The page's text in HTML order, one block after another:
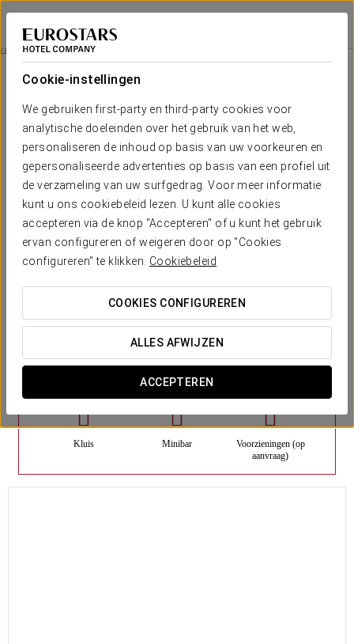
Cookie-instellingen
We gebruiken first-party en third-party cookies voor
analytische doeleinden over het gebruik van het web,
personaliseren de inhoud op basis van uw voorkeuren en
gepersonaliseerde advertenties op basis van een profiel uit
de verzameling van uw surfgedrag. Voor meer informatie
kunt u ons cookiebeleid lezen. U kunt alle cookies
accepteren via de knop "Accepteren" of u kunt het gebruik
ervan configureren of weigeren door op "Cookies
configureren" te klikken. Cookiebeleid
COOKIES CONFIGUREREN
ALLES AFWIJZEN
ACCEPTEREN
Exe Las Margas Golf
HUESCA - LATAS
Kamers
Het comfort en de rust die je nodig
hebt
Exe Las Margas Golf telt 52 ruime en functionele kamers die
speciaal zijn ontworpen om een gezellige sfeer van rust en
ontspanning te creëren. Ze zijn elegant ingericht met avant-
je een prachtig uitzicht op de golfbaan. Ze zijn uitgerust met een
uitgebreid aanbod aan services zodat je zorgeloos van je verblijf
tweepersoonsbedden, een volledig ingerichte privébadkamer met
VERMELDENSWAARDIGE VOORZIENINGEN
Aantal kamers
Kluis Minibar
Voorzieningen (op
aanvraag)